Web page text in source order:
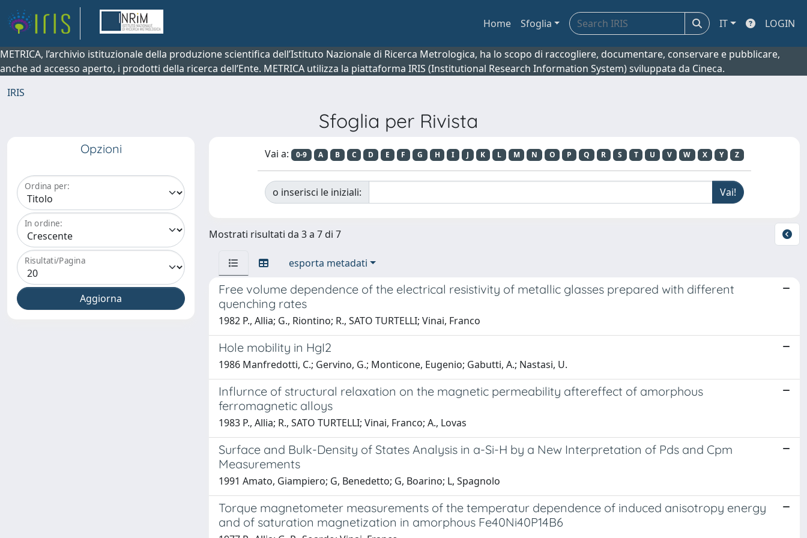
Home Sfoglia IT LOGIN
METRICA, l’archivio istituzionale della produzione scientifica dell’Istituto Nazionale di Ricerca Metrologica, ha lo scopo di raccogliere, documentare, conservare e pubblicare,
anche ad accesso aperto, i prodotti della ricerca dell’Ente. METRICA utilizza la piattaforma IRIS (Institutional Research Information System) sviluppata da Cineca.
IRIS
Sfoglia per Rivista
Opzioni
Ordina per:
In ordine:
Risultati/Pagina
Vai a: 0-9 A B C D E F G H I J K L M N O P Q R S T U V W X Y Z
o inserisci le iniziali:
Mostrati risultati da 3 a 7 di 7
esporta metadati
Free volume dependence of the electrical resistivity of metallic glasses prepared with different
quenching rates
1982 P., Allia; G., Riontino; R., SATO TURTELLI; Vinai, Franco
Hole mobility in HgI2
1986 Manfredotti, C.; Gervino, G.; Monticone, Eugenio; Gabutti, A.; Nastasi, U.
Influrnce of structural relaxation on the magnetic permeability aftereffect of amorphous
ferromagnetic alloys
1983 P., Allia; R., SATO TURTELLI; Vinai, Franco; A., Lovas
Surface and Bulk-Density of States Analysis in a-Si-H by a New Interpretation of Pds and Cpm
Measurements
1991 Amato, Giampiero; G, Benedetto; G, Boarino; L, Spagnolo
Torque magnetometer measurements of the temperatur dependence of induced anisotropy energy
and of saturation magnetization in amorphous Fe40Ni40P14B6